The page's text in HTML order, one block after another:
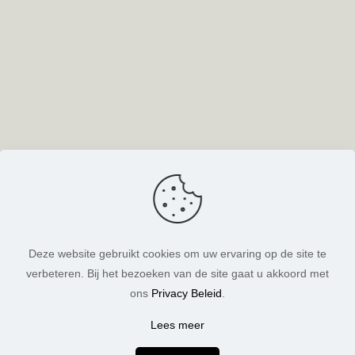
Deze website gebruikt cookies om uw ervaring op de site te
verbeteren. Bij het bezoeken van de site gaat u akkoord met
ons Privacy Beleid
Lees meer